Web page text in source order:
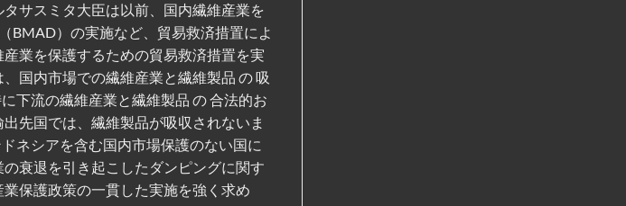
サスミタ大臣は以前、国内繊維産業を
BMAD）の実施など、貿易救済措置によ
業を保護するための貿易救済措置を実
国内市場での繊維産業と繊維製品 の 吸
下流の繊維産業と繊維製品 の 合法的お
先国では、繊維製品が吸収されないま
ネシアを含む国内市場保護のない国に
衰退を引き起こしたダンピングに関す
保護政策の一貫した実施を強く求め